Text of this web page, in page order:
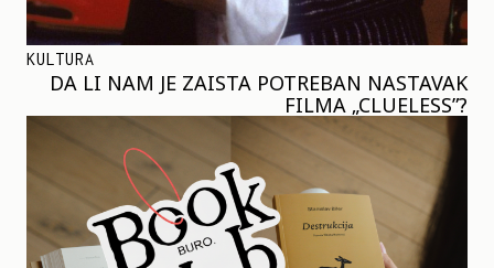
KULTURA
DA LI NAM JE ZAISTA POTREBAN NASTAVAK
FILMA „CLUELESS”?